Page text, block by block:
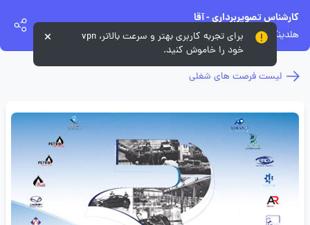
کارشناس تصویربرداری - آقا
هلدینگ رایزکو
لیست فرصت های شغلی
برای تجربه کاربری بهتر و سرعت بالاتر، vpn
خود را خاموش کنید.